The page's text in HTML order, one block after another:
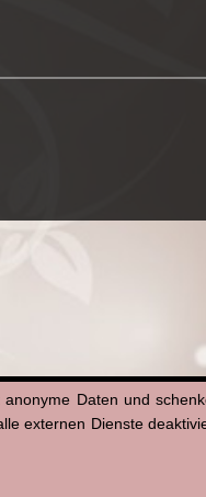
Daten und
externen Dienste